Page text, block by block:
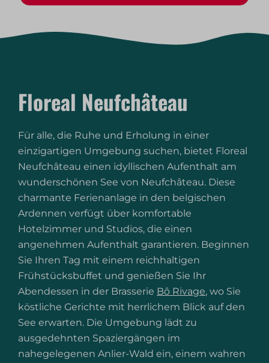
Floreal Neufchâteau
Für alle, die Ruhe und Erholung in einer
einzigartigen Umgebung suchen, bietet Floreal
Neufchâteau einen idyllischen Aufenthalt am
wunderschönen See von Neufchâteau. Diese
charmante Ferienanlage in den belgischen
Ardennen verfügt über komfortable
Hotelzimmer und Studios, die einen
angenehmen Aufenthalt garantieren. Beginnen
Sie Ihren Tag mit einem reichhaltigen
Frühstücksbuffet und genießen Sie Ihr
Abendessen in der Brasserie Bô Rivage, wo Sie
köstliche Gerichte mit herrlichem Blick auf den
See erwarten. Die Umgebung lädt zu
ausgedehnten Spaziergängen im
nahegelegenen Anlier-Wald ein, einem wahren